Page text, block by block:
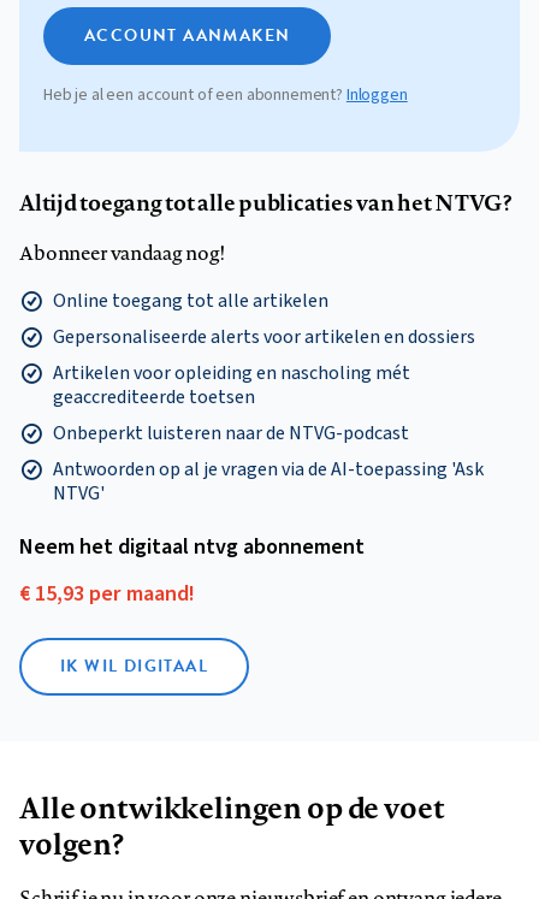
ACCOUNT AANMAKEN
Heb je al een account of een abonnement?Inloggen
Altijd toegang tot alle publicaties van het NTVG?
Abonneer vandaag nog!
Online toegang tot alle artikelen
Gepersonaliseerde alerts voor artikelen en dossiers
Artikelen voor opleiding en nascholing mét
geaccrediteerde toetsen
Onbeperkt luisteren naar de NTVG-podcast
Antwoorden op al je vragen via de AI-toepassing 'Ask
NTVG'
Neem het digitaal ntvg abonnement
€ 15,93 per maand!
IK WIL DIGITAAL
Alle ontwikkelingen op de voet
volgen?